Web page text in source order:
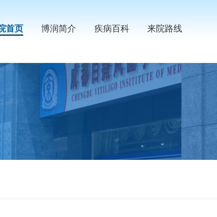
首页 博润简介 疾病百科 来院路线